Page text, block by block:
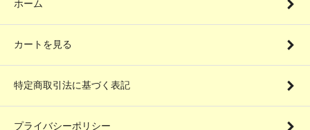
ホーム
カートを見る
特定商取引法に基づく表記
プライバシーポリシー